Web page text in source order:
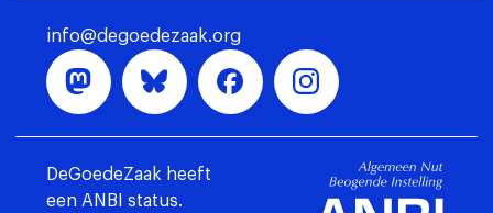
info@degoedezaak.org
DeGoedeZaak heeft
een ANBI status.